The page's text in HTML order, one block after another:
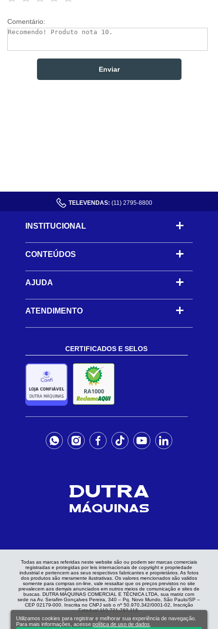
Comentário:
TELEVENDAS: (11) 2795-8800
INSTITUCIONAL
CONTEÚDOS -
AJUDA -
ATENDIMENTO
CERTIFICADOS E SELOS
Todas as marcas referidas neste website são ou podem ser marcas comerciais
registradas e protegidas por leis internacionais de copyright e propriedade
industrial e pertencem aos seus respectivos fabricantes e proprietários. As fotos
dos produtos são meramente ilustrativas. Os valores mencionados são validos
somente para compras on-line, vale ressaltar que os preços previstos no site
prevalecem aos demais anunciados em outros meios de comunicação e sites de
buscas. DUTRA MÁQUINAS COMERCIAL E TÉCNICA LTDA, sua matriz com
sede na Av. Serafim Gonçalves Pereira, 340 – Pq. Novo Mundo, São Paulo/SP –
CEP 02179-000. Inscrita no CNPJ sob o nº 50.970.342/0001-02, Inscrição
Estadual 110.721.769.116.
Utilizamos cookies para registrar e melhorar sua experiência de navegação.
Para mais informações, acessepolítica de uso de dados